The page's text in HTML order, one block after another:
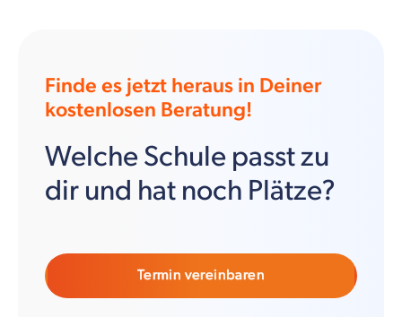
Finde es jetzt heraus in Deiner
kostenlosen Beratung!
Welche Schule passt zu
dir und hat noch Plätze?
Termin vereinbaren